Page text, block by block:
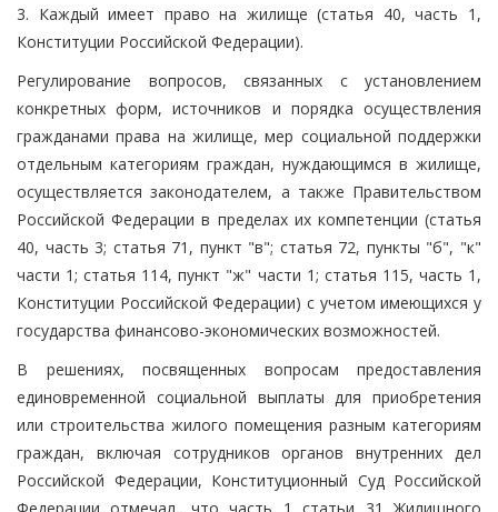
3. Каждый имеет право на жилище (статья 40, часть 1,
Конституции Российской Федерации).
Регулирование вопросов, связанных с установлением
конкретных форм, источников и порядка осуществления
гражданами права на жилище, мер социальной поддержки
отдельным категориям граждан, нуждающимся в жилище,
осуществляется законодателем, а также Правительством
Российской Федерации в пределах их компетенции (статья
40, часть 3; статья 71, пункт "в"; статья 72, пункты "б", "к"
части 1; статья 114, пункт "ж" части 1; статья 115, часть 1,
Конституции Российской Федерации) с учетом имеющихся у
государства финансово-экономических возможностей.
В решениях, посвященных вопросам предоставления
единовременной социальной выплаты для приобретения
или строительства жилого помещения разным категориям
граждан, включая сотрудников органов внутренних дел
Российской Федерации, Конституционный Суд Российской